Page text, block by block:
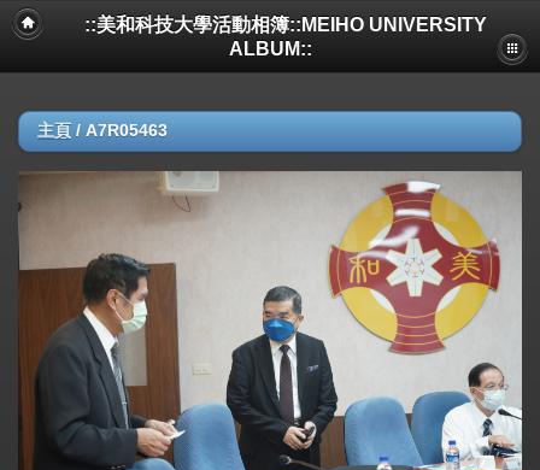
::美和科技大學活動相簿::MEIHO UNIVERSITY
ALBUM::
主頁 / A7R05463